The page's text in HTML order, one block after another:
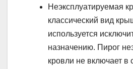
Неэксплуатируемая
классический вид
используется
назначению. Пирог
кровли не включает в